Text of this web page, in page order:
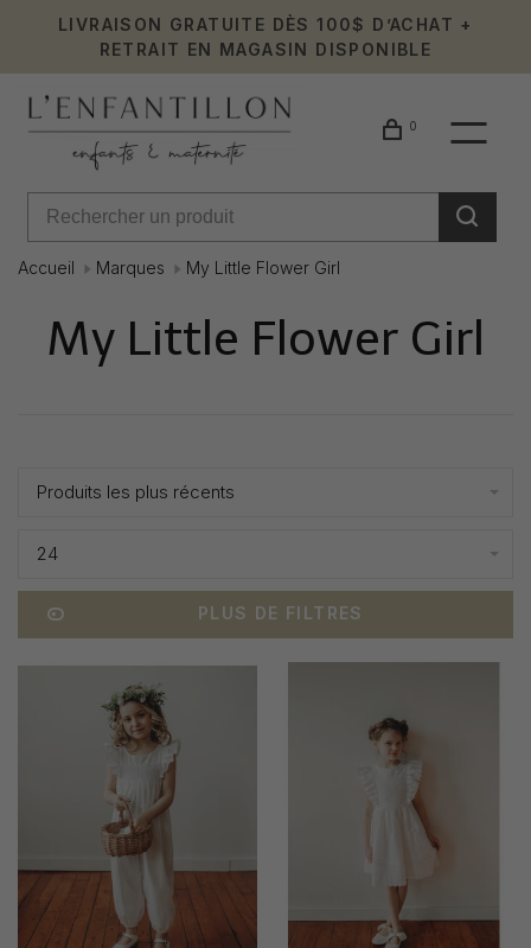
LIVRAISON GRATUITE DÈS 100$ D’ACHAT +
RETRAIT EN MAGASIN DISPONIBLE
0
Accueil Marques My Little Flower Girl
My Little Flower Girl
Produits les plus récents
24
PLUS DE FILTRES